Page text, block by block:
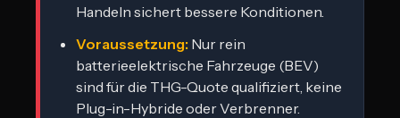
Handeln sichert bessere Konditionen.
Voraussetzung: Nur rein
batterieelektrische Fahrzeuge (BEV)
sind für die THG-Quote qualifiziert, keine
Plug-in-Hybride oder Verbrenner.